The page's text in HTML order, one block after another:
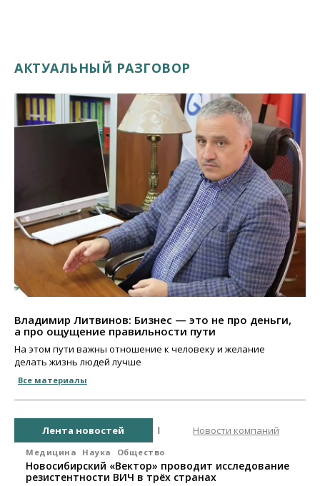
АКТУАЛЬНЫЙ РАЗГОВОР
Владимир Литвинов: Бизнес — это не про деньги,
а про ощущение правильности пути
На этом пути важны отношение к человеку и желание
делать жизнь людей лучше
Все материалы
Лента новостей Новости компаний
Медицина Наука Общество
Новосибирский «Вектор» проводит исследование
резистентности ВИЧ в трёх странах